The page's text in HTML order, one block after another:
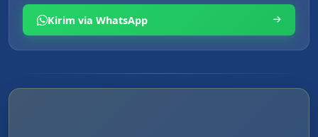
Kirim via WhatsApp